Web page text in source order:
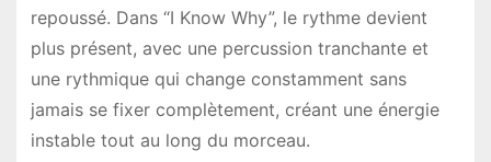
repoussé. Dans “I Know Why”, le rythme devient
plus présent, avec une percussion tranchante et
une rythmique qui change constamment sans
jamais se fixer complètement, créant une énergie
instable tout au long du morceau.